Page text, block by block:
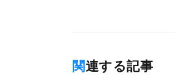
関連する記事